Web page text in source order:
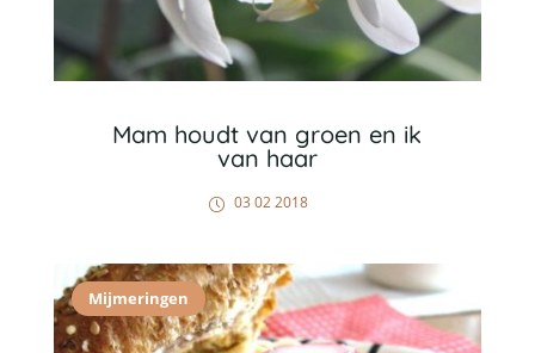
Mam houdt van groen en ik
van haar
03 02 2018
Mijmeringen